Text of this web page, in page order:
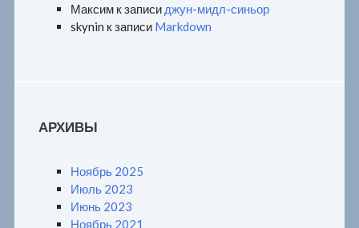
Максим к записи джун-мидл-синьор
skynin к записи Markdown
АРХИВЫ
Ноябрь 2025
Июль 2023
Июнь 2023
Ноябрь 2021